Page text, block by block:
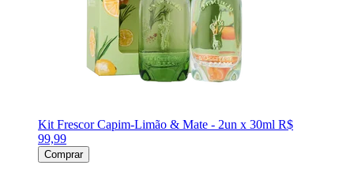
Kit Frescor Capim-Limão & Mate - 2un x 30ml R$
99,99
Comprar